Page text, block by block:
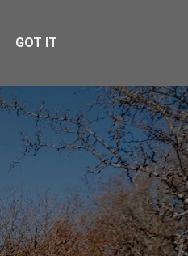
GOT IT